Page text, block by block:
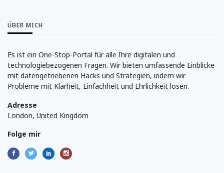
ÜBER MICH
Es ist ein One-Stop-Portal für alle Ihre digitalen und
technologiebezogenen Fragen. Wir bieten umfassende Einblicke
mit datengetriebenen Hacks und Strategien, indem wir
Probleme mit Klarheit, Einfachheit und Ehrlichkeit lösen.
Adresse
London, United Kingdom
Folge mir